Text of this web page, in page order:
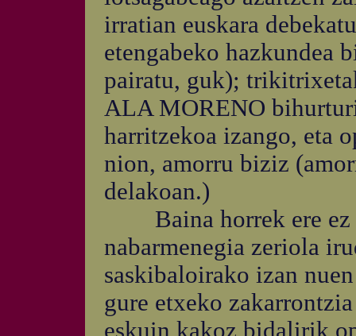
irratian euskara
etengabeko hazkundea
pairatu, guk);
ALA MORENO
harritzekoa izango, eta
nion, amorru biziz
delakoan.)
Baina horrek ere ez
nabarmenegia zeriola
saskibaloirako izan
gure etxeko
eskuin kakoz bidalirik